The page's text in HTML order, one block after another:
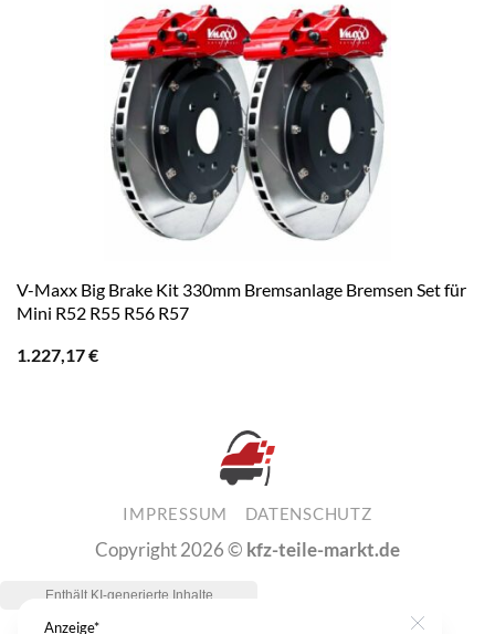
V-Maxx Big Brake Kit 330mm Bremsanlage Bremsen Set für
Mini R52 R55 R56 R57
1.227,17€
IMPRESSUM DATENSCHUTZ
Copyright 2026 © kfz-teile-markt.de
Anzeige*